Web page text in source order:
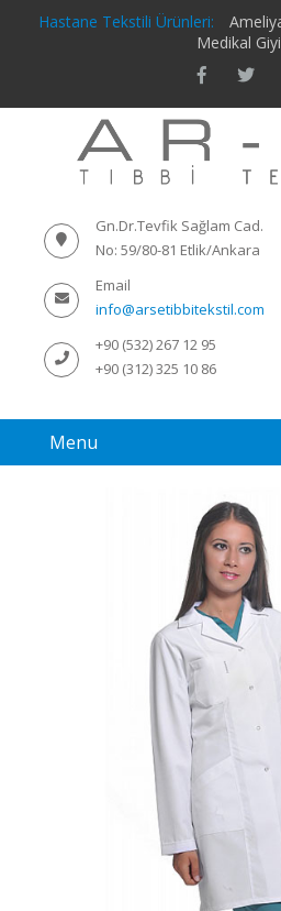
Hastane Tekstili Ürünleri:
Medikal
Gn.Dr.Tevfik Sağlam Cad.
No: 59/80-81 Etlik/Ankara
Email
info@arsetibbitekstil.com
+90 (532) 267 12 95
+90 (312) 325 10 86
Menu